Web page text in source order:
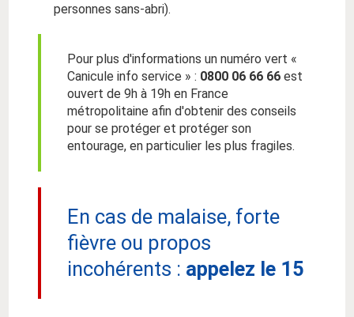
personnes sans-abri).
Pour plus d'informations un numéro vert «
Canicule info service » : 0800 06 66 66 est
ouvert de 9h à 19h en France
métropolitaine afin d'obtenir des conseils
pour se protéger et protéger son
entourage, en particulier les plus fragiles.
En cas de malaise, forte
fièvre ou propos
incohérents : appelez le 15